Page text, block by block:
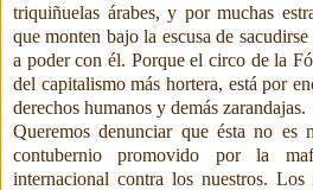
triquiñuelas árabes, y por muchas
que monten bajo la escusa de
a poder con él. Porque el circo de la
del capitalismo más hortera, está por
derechos humanos y demás zarandajas.
Queremos denunciar que ésta no es
contubernio promovido por la
internacional contra los nuestros.